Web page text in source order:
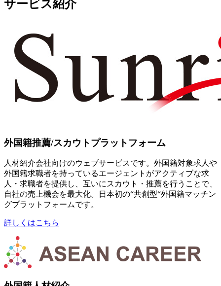
サービス紹介
外国籍推薦/スカウトプラットフォーム
人材紹介会社向けのウェブサービスです。外国籍対象求人や
外国籍求職者を持っているエージェントがアクティブな求
人・求職者を提供し、互いにスカウト・推薦を行うことで、
自社の売上機会を最大化。日本初の“共創型“外国籍マッチン
グプラットフォームです。
詳しくはこちら